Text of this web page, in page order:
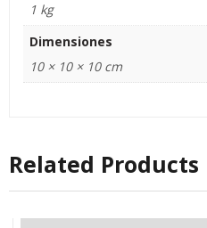
1 kg
Dimensiones
10 × 10 × 10 cm
Related Products